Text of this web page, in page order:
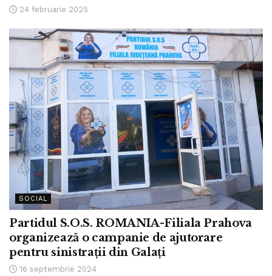
24 februarie 2025
SOCIAL
Partidul S.O.S. ROMANIA-Filiala Prahova
organizează o campanie de ajutorare
pentru sinistrații din Galați
16 septembrie 2024